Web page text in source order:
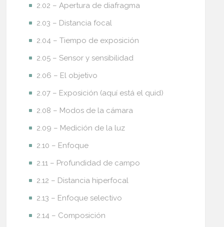
2.02 – Apertura de diafragma
2.03 – Distancia focal
2.04 – Tiempo de exposición
2.05 – Sensor y sensibilidad
2.06 – El objetivo
2.07 – Exposición (aquí está el quid)
2.08 – Modos de la cámara
2.09 – Medición de la luz
2.10 – Enfoque
2.11 – Profundidad de campo
2.12 – Distancia hiperfocal
2.13 – Enfoque selectivo
2.14 – Composición